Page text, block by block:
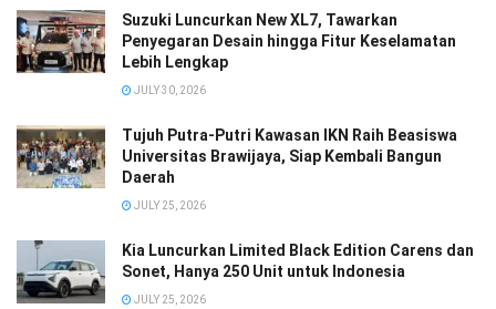
Suzuki Luncurkan New XL7, Tawarkan
Penyegaran Desain hingga Fitur Keselamatan
Lebih Lengkap
JULY 30, 2026
Tujuh Putra-Putri Kawasan IKN Raih Beasiswa
Universitas Brawijaya, Siap Kembali Bangun
Daerah
JULY 25, 2026
Kia Luncurkan Limited Black Edition Carens dan
Sonet, Hanya 250 Unit untuk Indonesia
JULY 25, 2026